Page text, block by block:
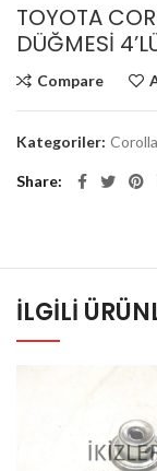
TOYOTA
DÜĞMESİ
Compare
Kategoriler: Corolla
Share
İLGILI